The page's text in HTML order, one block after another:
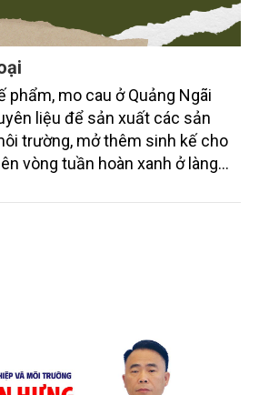
phẩm, mo cau ở Quảng Ngãi
liệu để sản xuất các sản
trường, mở thêm sinh kế cho
vòng tuần hoàn xanh ở làng
đã được thị trường trong nước